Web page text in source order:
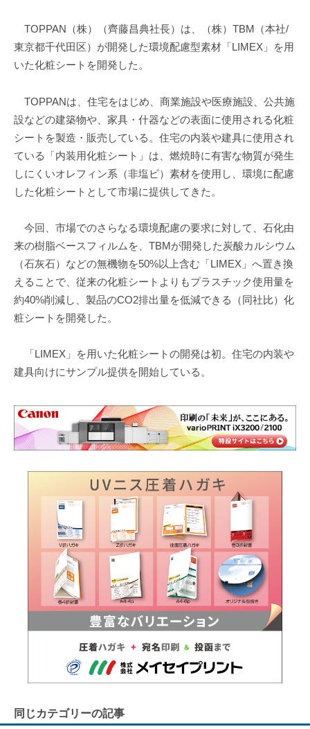
TOPPAN（株）（齊藤昌典社長）は、（株）TBM（本社/
東京都千代田区）が開発した環境配慮型素材「LIMEX」を用
いた化粧シートを開発した。
TOPPANは、住宅をはじめ、商業施設や医療施設、公共施
設などの建築物や、家具・什器などの表面に使用される化粧
シートを製造・販売している。住宅の内装や建具に使用され
ている「内装用化粧シート」は、燃焼時に有害な物質が発生
しにくいオレフィン系（非塩ビ）素材を使用し、環境に配慮
した化粧シートとして市場に提供してきた。
今回、市場でのさらなる環境配慮の要求に対して、石化由
来の樹脂ベースフィルムを、TBMが開発した炭酸カルシウム
（石灰石）などの無機物を50%以上含む「LIMEX」へ置き換
えることで、従来の化粧シートよりもプラスチック使用量を
約40%削減し、製品のCO2排出量を低減できる（同社比）化
粧シートを開発した。
「LIMEX」を用いた化粧シートの開発は初。住宅の内装や
建具向けにサンプル提供を開始している。
同じカテゴリーの記事